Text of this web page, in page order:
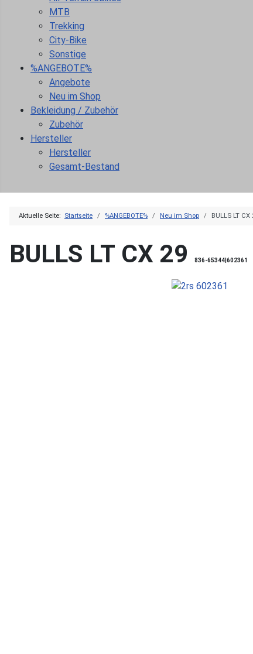
MTB
Trekking
City-Bike
Sonstige
%ANGEBOTE%
Angebote
Neu im Shop
Bekleidung / Zubehör
Zubehör
Hersteller
Hersteller
Gesamt-Bestand
Aktuelle Seite: Startseite %ANGEBOTE% Neu im Shop BULLS LT CX
BULLS LT CX 29 836-65344|602361